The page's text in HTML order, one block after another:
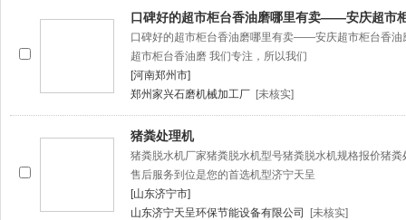
口碑好的超市柜台香油磨哪里有卖——安庆超市
口碑好的超市柜台香油磨哪里有卖——安庆超市柜台香油
超市柜台香油磨 我们专注，所以我们
[河南郑州市]
郑州家兴石磨机械加工厂 [未核实]
猪粪处理机
猪粪脱水机厂家猪粪脱水机型号猪粪脱水机规格报价猪
售后服务到位是您的首选机型济宁天呈
[山东济宁市]
山东济宁天呈环保节能设备有限公司
[未核实]